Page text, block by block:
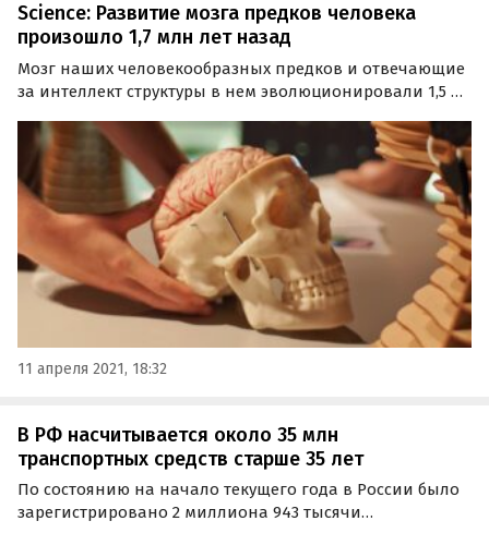
Science: Развитие мозга предков человека
произошло 1,7 млн лет назад
Мозг наших человекообразных предков и отвечающие
за интеллект структуры в нем эволюционировали 1,5 –
считалось прежде.
11 апреля 2021, 18:32
В РФ насчитывается около 35 млн
транспортных средств старше 35 лет
По состоянию на начало текущего года в России было
зарегистрировано 2 миллиона 943 тысячи